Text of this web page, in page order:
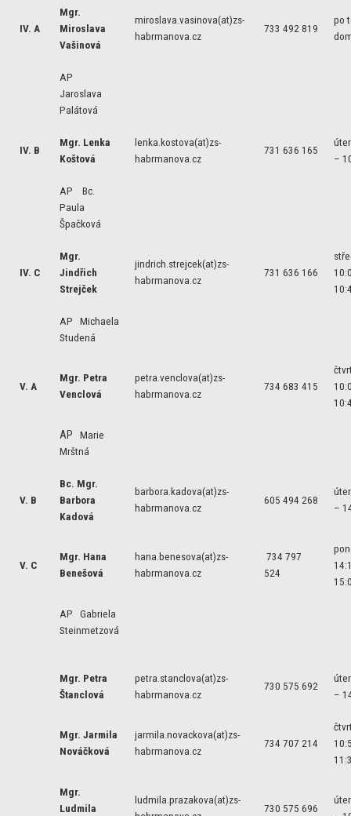
IV. A
Mgr.
Miroslava
Vašinová
miroslava.vasinova(at)zs-
habrmanova.cz
733 492 819
po
AP
Jaroslava
Palátová
IV. B
Mgr. Lenka
Koštová
lenka.kostova(at)zs-
habrmanova.cz
731 636 165
–
AP Bc.
Paula
Špačková
IV. C
Mgr.
Jindřich
Strejček
jindrich.strejcek(at)zs-
habrmanova.cz
731 636 166
AP Michaela
Studená
V. A
Mgr. Petra
Venclová
petra.venclova(at)zs-
habrmanova.cz
734 683 415
AP Marie
Mrštná
V. B
Bc. Mgr.
Barbora
Kadová
barbora.kadova(at)zs-
habrmanova.cz
605 494 268
–
V. C
Mgr. Hana
Benešová
hana.benesova(at)zs-
habrmanova.cz
734 797
524
AP Gabriela
Steinmetzová
Mgr. Petra
Štanclová
petra.stanclova(at)zs-
habrmanova.cz
730 575 692
–
Mgr. Jarmila
Nováčková
jarmila.novackova(at)zs-
habrmanova.cz
734 707 214
Mgr.
Ludmila
ludmila.prazakova(at)zs-
730 575 696